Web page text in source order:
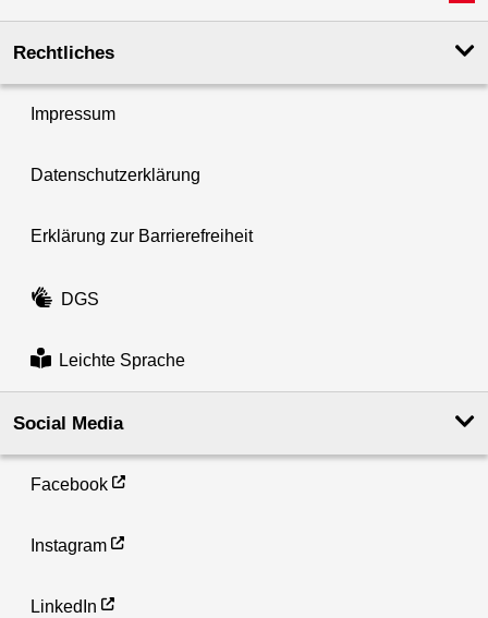
Rechtliches
Impressum
Datenschutzerklärung
Erklärung zur Barrierefreiheit
DGS
Leichte Sprache
Social Media
Facebook
Instagram
LinkedIn